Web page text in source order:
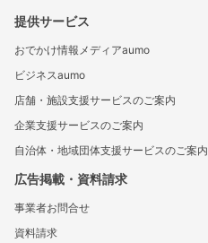
提供サービス
おでかけ情報メディアaumo
ビジネスaumo
店舗・施設支援サービスのご案内
企業支援サービスのご案内
自治体・地域団体支援サービスのご案内
広告掲載・資料請求
事業者お問合せ
資料請求